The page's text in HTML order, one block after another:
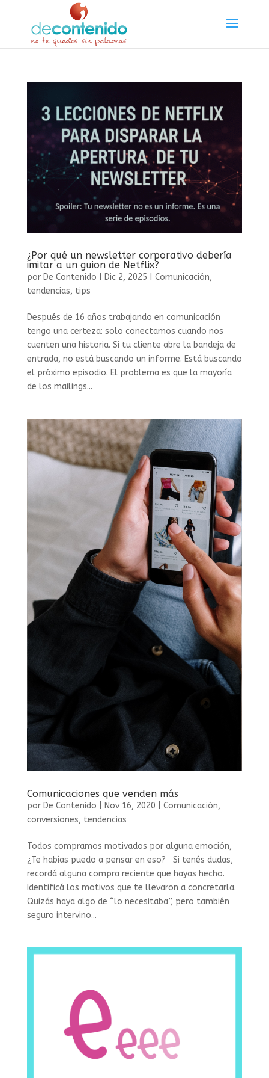
¿Por qué un newsletter corporativo debería
imitar a un guion de Netflix?
por De Contenido Dic 2, 2025 Comunicación,
tendencias, tips
Después de 16 años trabajando en comunicación
tengo una certeza: solo conectamos cuando nos
cuenten una historia. Si tu cliente abre la bandeja de
entrada, no está buscando un informe. Está buscando
el próximo episodio. El problema es que la mayoría
de los mailings...
Comunicaciones que venden más
por De Contenido Nov 16, 2020 Comunicación,
conversiones, tendencias
Todos compramos motivados por alguna emoción,
¿Te habías puedo a pensar en eso? Si tenés dudas,
recordá alguna compra reciente que hayas hecho.
Identificá los motivos que te llevaron a concretarla.
Quizás haya algo de “lo necesitaba”, pero también
seguro intervino...